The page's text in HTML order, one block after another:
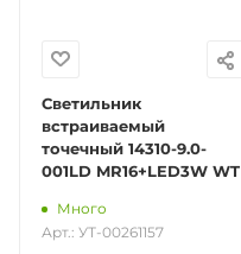
Светильник
встраиваемый
точечный 14310-9.0-
001LD MR16+LED3W WT
Много
Арт.: УТ-00261157